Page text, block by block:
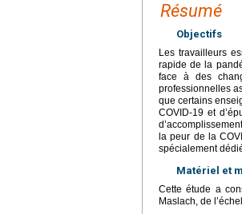
Résumé
Objectifs
Les travailleurs
rapide de la
face à des
professionnelles
que certains
COVID-19 et
la peur de la
spécialement
Matériel et
Cette étude a
Maslach, de